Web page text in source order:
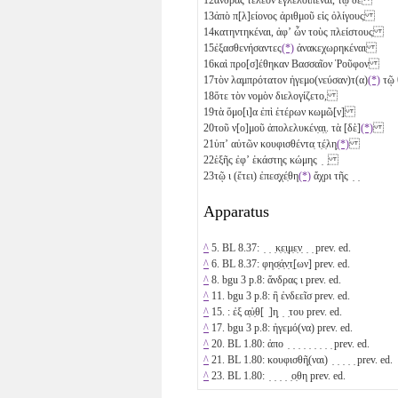
13ἀπὸ π[λ]είονος ἀριθμοῦ εἰς ὀλίγους
14κατηντηκέναι, ἀφʼ ὧν τοὺς πλείστους
15ἐξασθενήσαντες(*) ἀνακεχωρηκέναι
16καὶ προ[σ]έθηκαν Βασσαῖον Ῥοῦφον
17τὸν λαμπρότατον ἡγεμο(νεύσαν)τ(α)(*) τῷ
18ὅτε τὸν νομὸν διελογίζετο,
19τὰ ὅμο[ι]α ἐπὶ ἑτέρων κωμῶ[ν]
20τοῦ ν[ο]μοῦ ἀπολελυκέν̣α̣ι̣. τὰ [δὲ](*)
21ὑπʼ αὐτῶν κουφισθέντα̣ τ̣έ̣λη̣(*)
22ἑξῆς ἐφʼ ἑκάστης κώμης ̣ ̣
23τῷ ι (ἔτει) ἐπεσ̣χέ̣θη(*) ἄχρι τῆς ̣ ̣
Apparatus
^ 5. BL 8.37: ̣ ̣ ̣κ̣ε̣ι̣μ̣ε̣ν̣ ̣ ̣ prev. ed.
^ 6. BL 8.37: φησ̣ά̣ν̣τ̣[ων] prev. ed.
^ 8. bgu 3 p.8: ἄνδρας ι prev. ed.
^ 11. bgu 3 p.8: ἢ ἐνδεεῖσ prev. ed.
^ 15. : ἐξ α̣ὐ̣θ[ ̣]η̣ ̣ ̣του prev. ed.
^ 17. bgu 3 p.8: ἡγεμό(να) prev. ed.
^ 20. BL 1.80: ἀπο ̣ ̣ ̣ ̣ ̣ ̣ ̣ ̣ ̣ prev. ed.
^ 21. BL 1.80: κουφισθῆ̣(ναι) ̣ ̣ ̣ ̣ ̣ prev. ed.
^ 23. BL 1.80: ̣ ̣ ̣ ̣ ̣ο̣θη prev. ed.